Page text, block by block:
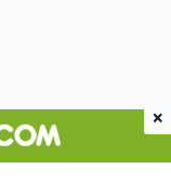
×